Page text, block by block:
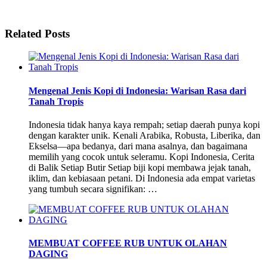
Related Posts
Mengenal Jenis Kopi di Indonesia: Warisan Rasa dari
Tanah Tropis
Indonesia tidak hanya kaya rempah; setiap daerah punya kopi
dengan karakter unik. Kenali Arabika, Robusta, Liberika, dan
Ekselsa—apa bedanya, dari mana asalnya, dan bagaimana
memilih yang cocok untuk seleramu. Kopi Indonesia, Cerita
di Balik Setiap Butir Setiap biji kopi membawa jejak tanah,
iklim, dan kebiasaan petani. Di Indonesia ada empat varietas
yang tumbuh secara signifikan: …
MEMBUAT COFFEE RUB UNTUK OLAHAN
DAGING